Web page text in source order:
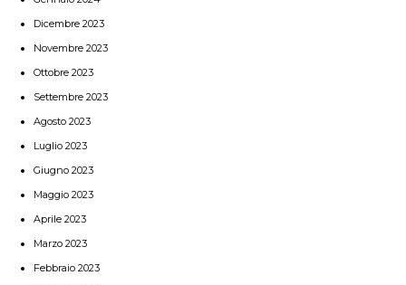
Dicembre 2023
Novembre 2023
Ottobre 2023
Settembre 2023
Agosto 2023
Luglio 2023
Giugno 2023
Maggio 2023
Aprile 2023
Marzo 2023
Febbraio 2023